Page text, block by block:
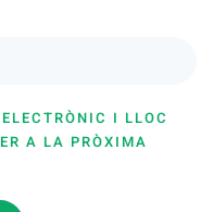
I LLOC
A LA PRÒXIMA